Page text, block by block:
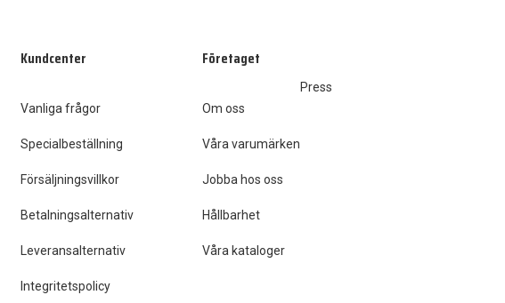
Kundcenter
Vanliga frågor
Specialbeställning
Försäljningsvillkor
Betalningsalternativ
Leveransalternativ
Integritetspolicy
Företaget
Om oss
Våra varumärken
Jobba hos oss
Hållbarhet
Våra kataloger
Press